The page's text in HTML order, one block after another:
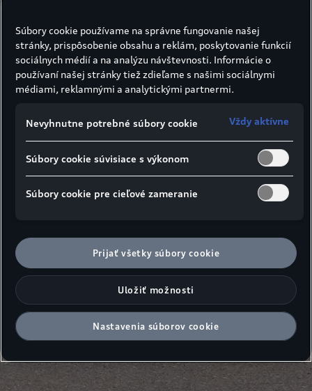
Súbory cookie používame na správne fungovanie našej
stránky, prispôsobenie obsahu a reklám, poskytovanie funkcií
sociálnych médií a na analýzu návštevnosti. Informácie o
používaní našej stránky tiež zdieľame s našimi sociálnymi
médiami, reklamnými a analytickými partnermi.
Nevyhnutne potrebné súbory cookie Vždy aktívne
Súbory cookie súvisiace s výkonom
Súbory cookie pre cieľové zameranie
Prijať všetky súbory cookie
Uložiť možnosti
Nastavenia súborov cookie